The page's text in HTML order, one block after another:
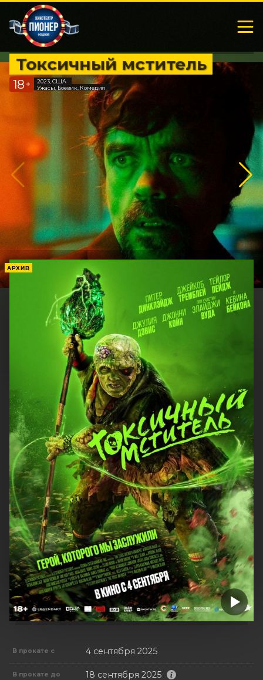
Токсичный мститель
18 +
2023, США
Ужасы, Боевик, Комедия
АРХИВ
В прокате с 4 сентября 2025
В прокате до 18 сентября 2025